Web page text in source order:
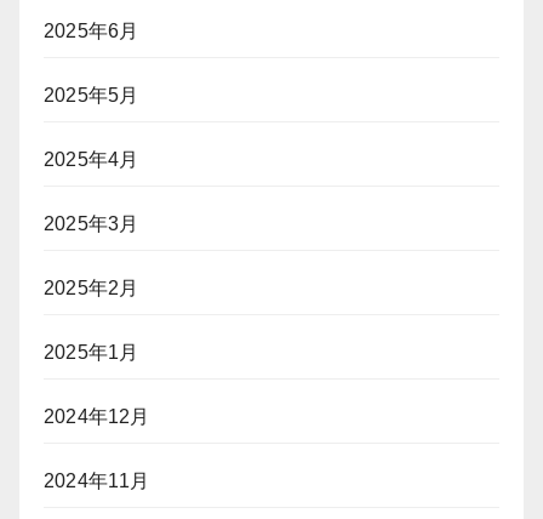
2025年6月
2025年5月
2025年4月
2025年3月
2025年2月
2025年1月
2024年12月
2024年11月